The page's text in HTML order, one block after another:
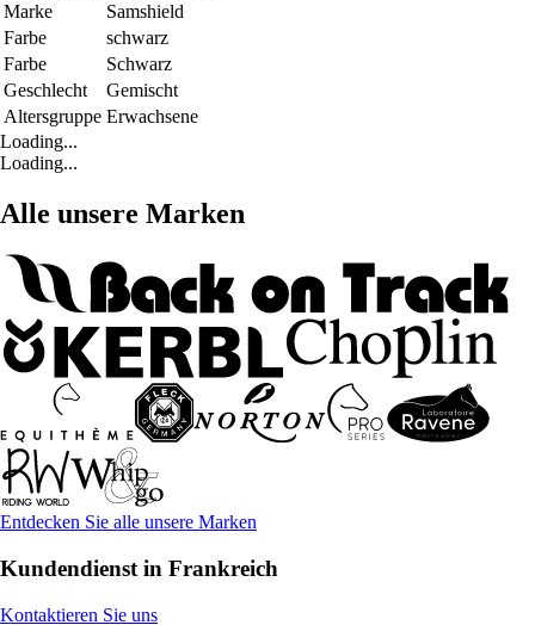
Marke
Samshield
Farbe
schwarz
Farbe
Schwarz
Geschlecht
Gemischt
Altersgruppe Erwachsene
Loading...
Loading...
Alle unsere Marken
Entdecken Sie alle unsere Marken
Kundendienst in Frankreich
Kontaktieren Sie uns